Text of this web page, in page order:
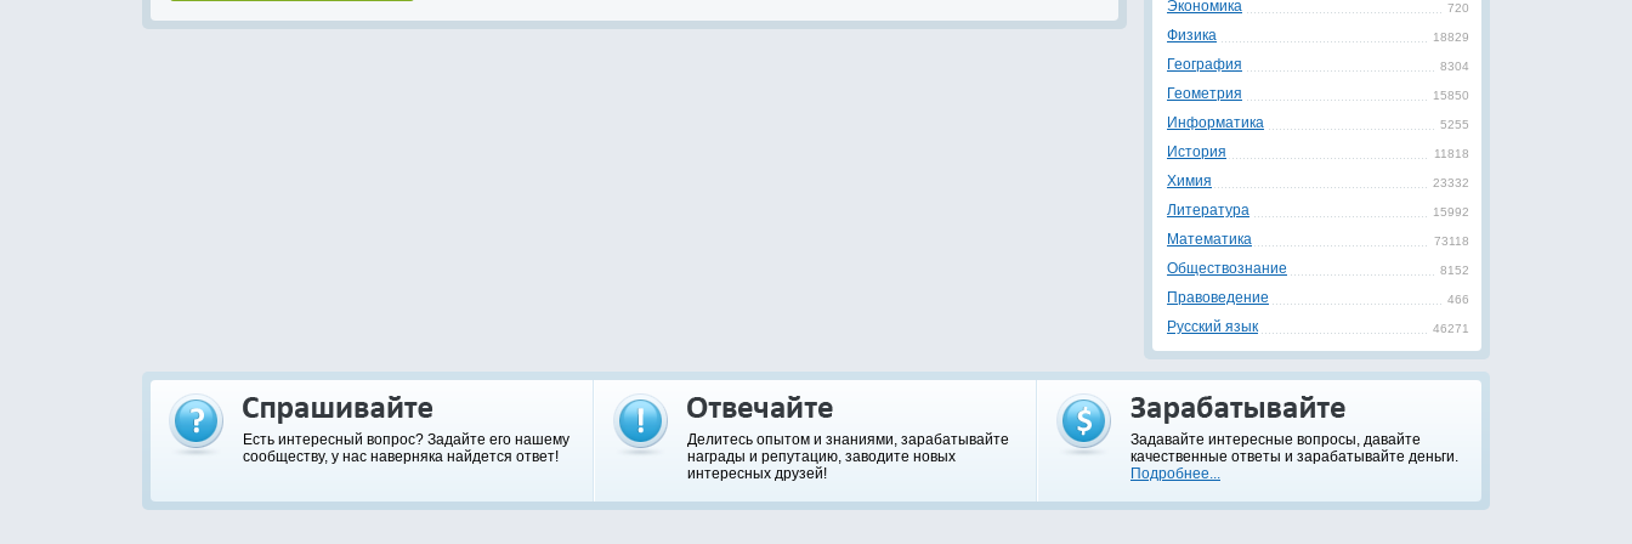
720
Экономика
18829
Физика
8304
География
15850
Геометрия
5255
Информатика
11818
История
23332
Химия
15992
Литература
73118
Математика
8152
Обществознание
466
Правоведение
46271
Русский язык
Есть интересный вопрос? Задайте его нашему
сообществу, у нас наверняка найдется ответ!
Делитесь опытом и знаниями, зарабатывайте
награды и репутацию, заводите новых
интересных друзей!
Задавайте интересные вопросы, давайте
качественные ответы и зарабатывайте деньги.
Подробнее...